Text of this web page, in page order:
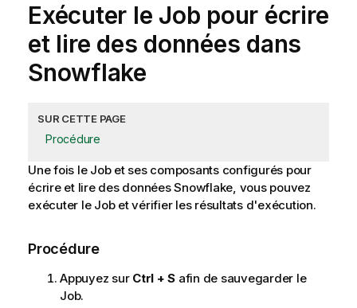
Exécuter le Job pour écrire
et lire des données dans
Snowflake
SUR CETTE PAGE
Procédure
Une fois le Job et ses composants configurés pour
écrire et lire des données Snowflake, vous pouvez
exécuter le Job et vérifier les résultats d'exécution.
Procédure
Appuyez sur Ctrl + S afin de sauvegarder le
Job.